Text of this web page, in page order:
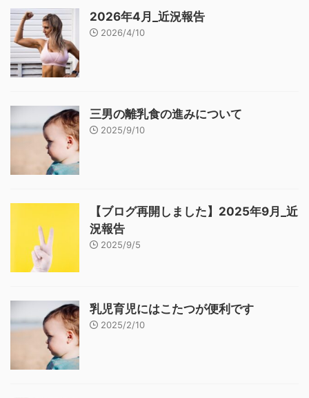
2026年4月_近況報告
2026/4/10
三男の離乳食の進みについて
2025/9/10
【ブログ再開しました】2025年9月_近
況報告
2025/9/5
乳児育児にはこたつが便利です
2025/2/10